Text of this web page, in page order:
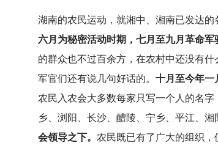
湖南的农民运动，就湘中、湘南已发达的
六月为秘密活动时期，七月至九月革命军
的群众也不过百余方，在农村中还没有
军官们还有说几句好话的。 十月至今年一
农民入农会大多数每家只写一个人的名字
乡、浏阳、长沙、醴陵、宁乡、平江、
会领导之下。 农民既已有了广大的组织，